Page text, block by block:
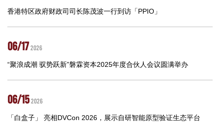
香港特区政府财政司司长陈茂波一行到访「PPIO」
06/172026
“聚浪成潮 驭势跃新”磐霖资本2025年度合伙人会议圆满举办
06/152026
「白盒子」 亮相DVCon 2026，展示自研智能原型验证生态平台